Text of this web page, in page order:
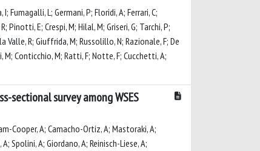
Fumagalli, L; Germani, P; Floridi, A; Ferrari, C;
Pinotti, E; Crespi, M; Hilal, M; Griseri, G; Tarchi, P;
Valle, R; Giuffrida, M; Russolillo, N; Razionale, F; De
M; Conticchio, M; Ratti, F; Notte, F; Cucchetti, A;
sectional survey among WSES
Cooper, A; Camacho-Ortiz, A; Mastoraki, A;
Spolini, A; Giordano, A; Reinisch-Liese, A;